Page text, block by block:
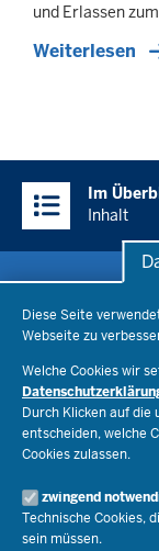
Diese Seite
Webseite zu
Welche Cookies wir
Durch Klicken auf die
entscheiden, welche
Cookies zulassen.
zwingend
Technische Cookies,
sein müssen.
und Erlassen
Weiterlesen
Inhalte
Im
Inhalt
Bildungsthemen
Lehrkräfte
Recht
Schulleben
Ministerium
Ministerin
Staatssekretär Dr.
Open Government
Bibliothek
Presse
Pressefotos
Social Media
Service
Schule(n) suchen